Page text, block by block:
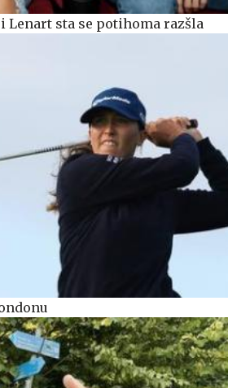
Lenart sta se potihoma razšla